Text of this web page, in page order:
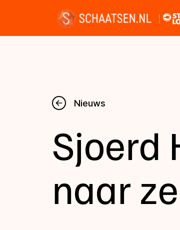
Nieuws
Kalender
Disciplines
Uitslagen
Nieuws
Sjoerd
naar